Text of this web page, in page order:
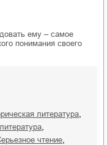
ему – самое
понимания своего
литература
серьезное чтение